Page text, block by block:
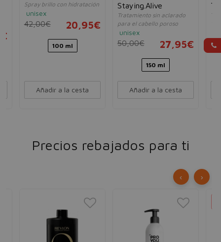
Spray brillo con hidratación
unisex
42,00€ 20,95€
100 ml
Añadir a la cesta
Staying.Alive
Tratamiento sin aclarado
para el cabello poroso
unisex
50,00€ 27,95€
150 ml
Añadir a la cesta
Precios rebajados para ti
‹ ›